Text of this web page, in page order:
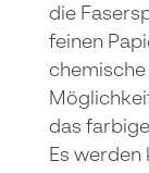
die
feinen
chemische
das
Es werden